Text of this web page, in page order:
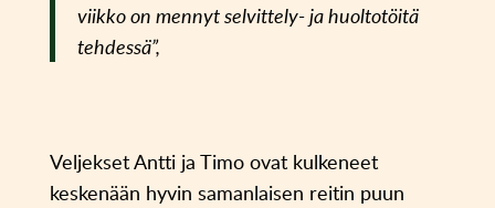
viikko on mennyt selvittely- ja huoltotöitä
tehdessä”,
Veljekset Antti ja Timo ovat kulkeneet
keskenään hyvin samanlaisen reitin puun